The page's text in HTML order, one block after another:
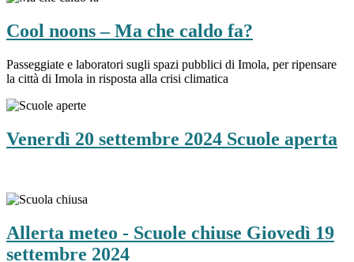
Cool noons – Ma che caldo fa?
Passeggiate e laboratori sugli spazi pubblici di Imola, per ripensare
la città di Imola in risposta alla crisi climatica
Venerdì 20 settembre 2024 Scuole aperta
Allerta meteo - Scuole chiuse Giovedì 19
settembre 2024